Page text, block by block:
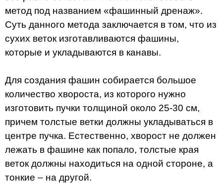
метод под названием «фашинный дренаж».
Суть данного метода заключается в том, что из
сухих веток изготавливаются фашины,
которые и укладываются в канавы.
Для создания фашин собирается большое
количество хвороста, из которого нужно
изготовить пучки толщиной около 25-30 см,
причем толстые ветки должны укладываться в
центре пучка. Естественно, хворост не должен
лежать в фашине как попало, толстые края
веток должны находиться на одной стороне, а
тонкие – на другой.